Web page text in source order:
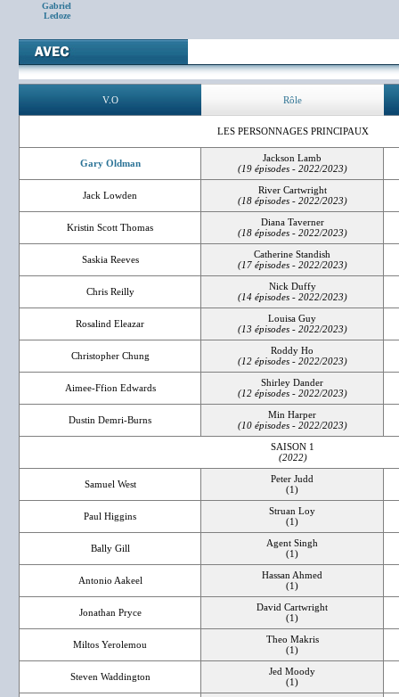
Gabriel
Ledoze
V.O Rôle
LES PERSONNAGES PRINCIPAUX
Gary Oldman
Jackson Lamb
(19 épisodes - 2022/2023)
Jack Lowden
River Cartwright
(18 épisodes - 2022/2023)
Kristin Scott Thomas
Diana Taverner
(18 épisodes - 2022/2023)
Saskia Reeves
Catherine Standish
(17 épisodes - 2022/2023)
Chris Reilly
Nick Duffy
(14 épisodes - 2022/2023)
Rosalind Eleazar
Louisa Guy
(13 épisodes - 2022/2023)
Christopher Chung
Roddy Ho
(12 épisodes - 2022/2023)
Aimee-Ffion Edwards
Shirley Dander
(12 épisodes - 2022/2023)
Dustin Demri-Burns
Min Harper
(10 épisodes - 2022/2023)
SAISON 1
(2022)
Samuel West
Peter Judd
(1)
Paul Higgins
Struan Loy
(1)
Bally Gill
Agent Singh
(1)
Antonio Aakeel
Hassan Ahmed
(1)
Jonathan Pryce
David Cartwright
(1)
Miltos Yerolemou
Theo Makris
(1)
Steven Waddington
Jed Moody
(1)